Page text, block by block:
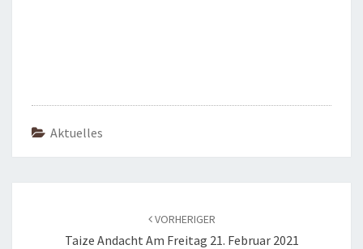
Aktuelles
VORHERIGER
Taize Andacht Am Freitag 21. Februar 2021